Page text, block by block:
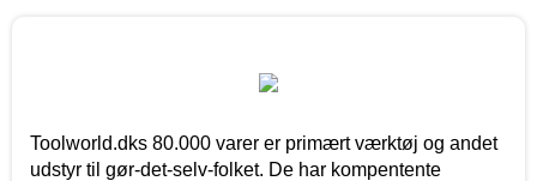
Toolworld.dks 80.000 varer er primært værktøj og andet
udstyr til gør-det-selv-folket. De har kompentente